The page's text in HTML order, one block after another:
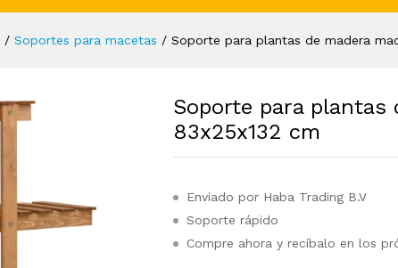
/ Soportes para macetas / Soporte para plantas de madera
Soporte para plantas
83x25x132 cm
Enviado por Haba Trading B.V
Soporte rápido
Compre ahora y recíbalo en los